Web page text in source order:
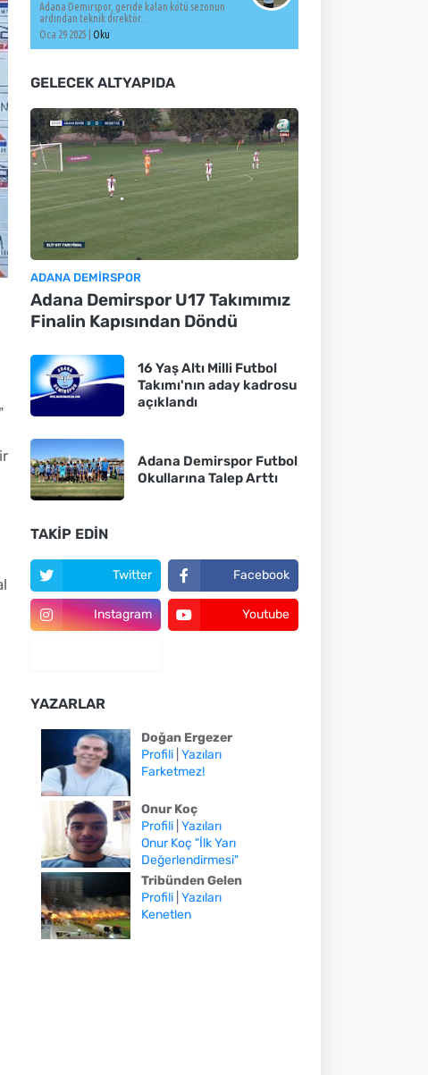
Adana Demirspor, geride kalan kötü sezonun
ardından teknik direktör...
Oca 29 2025 |
Oku
GELECEK ALTYAPIDA
ADANA DEMIRSPOR
Adana Demirspor U17 Takımımız
Finalin Kapısından Döndü
16 Yaş Altı Milli Futbol
Takımı'nın aday kadrosu
açıklandı
Adana Demirspor Futbol
Okullarına Talep Arttı
TAKIP EDIN
Twitter Facebook
Instagram Youtube
YAZARLAR
Doğan Ergezer
Profili| Yazıları
Farketmez!
Onur Koç
Profili| Yazıları
Onur Koç "İlk Yarı
Değerlendirmesi"
Tribünden Gelen
Profili| Yazıları
Kenetlen